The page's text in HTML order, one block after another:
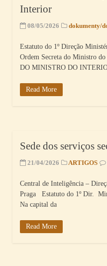
Interior
08/05/2026 dokumenty/
Estatuto do 1º Direção
Ordem Secreta do Ministro
DO MINISTRO DO
Read More
Sede dos serviços
21/04/2026 ARTIGOS
Central de Inteligência –
Praga Estatuto do 1º Dir.
Na capital da
Read More